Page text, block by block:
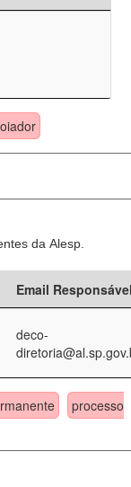
da Alesp.
Email
deco-
processo